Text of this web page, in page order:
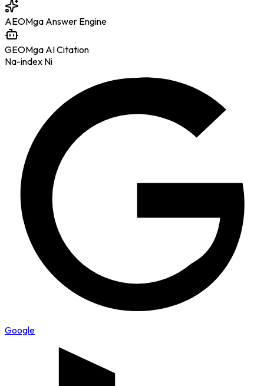
AEOMga Answer Engine
GEOMga AI Citation
Na-index Ni
Google